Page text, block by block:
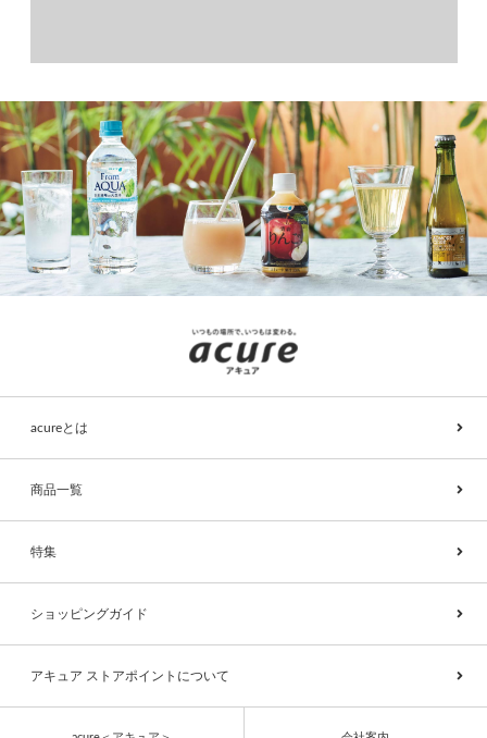
acureとは
商品一覧
特集
ショッピングガイド
アキュア ストアポイントについて